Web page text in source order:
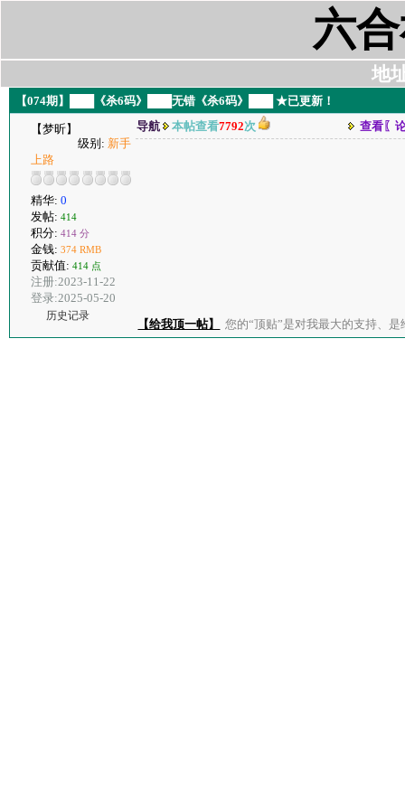
六
地
【074期】███《杀6码》███无错《杀6码》███ ★已更新！
【梦昕】
级别: 新手
上路
精华: 0
发帖: 414
积分: 414 分
金钱: 374 RMB
贡献值: 414 点
注册:2023-11-22
登录:2025-05-20
历史记录
导航 本帖查看7792次 查看〖
【给我顶一帖】 您的“顶贴”是对我最大的支持、